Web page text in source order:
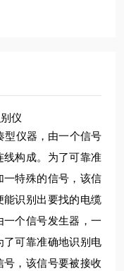
仪
型仪器，由一个信号
线构成。为了可靠准
特殊的信号，该信
识别出要找的电缆
个信号发生器，一
可靠准确地识别电
，该信号要被接收